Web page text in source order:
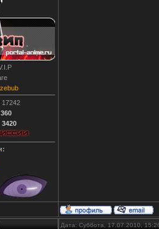
17242
360
3420
Дата: Суббота, 17.07.2010,